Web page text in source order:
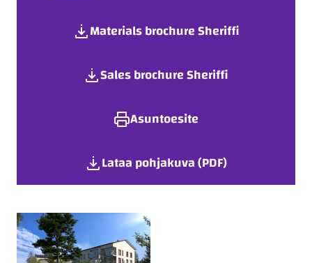
Materials brochure Sheriffi
Sales brochure Sheriffi
Asuntoesite
Lataa pohjakuva (PDF)